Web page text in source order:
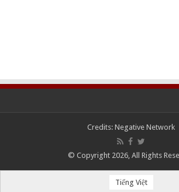
Credits: Negative Network
© Copyright 2026, All Rights
Tiếng Việt